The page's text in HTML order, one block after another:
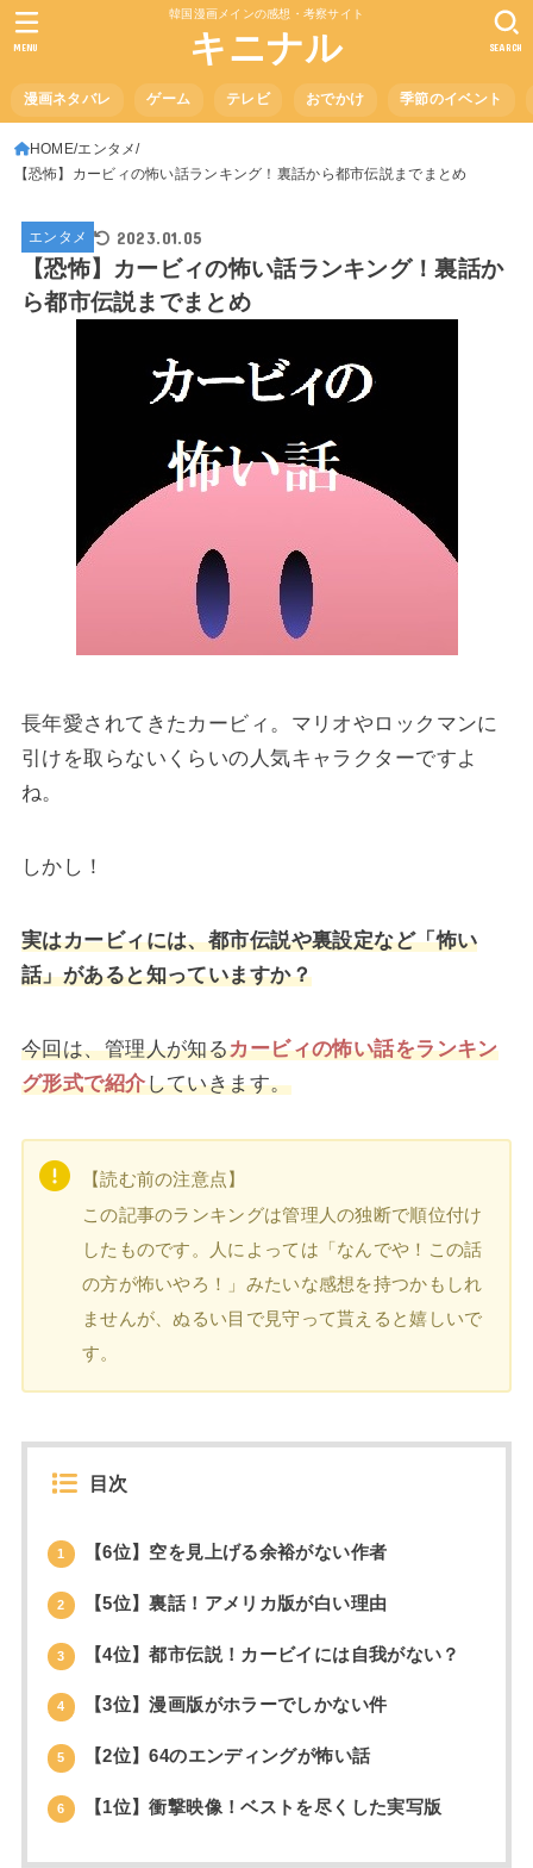
韓国漫画メインの感想・考察サイト
キニナル
漫画ネタバレ ゲーム テレビ おでかけ 季節のイベント
SEARCH
MENU
HOME エンタメ
【恐怖】カービィの怖い話ランキング！裏話から都市伝説までまとめ
エンタメ 2023.01.05
【恐怖】カービィの怖い話ランキング！裏話か
ら都市伝説までまとめ
長年愛されてきたカービィ。マリオやロックマンに
引けを取らないくらいの人気キャラクターですよ
ね。
しかし！
実はカービィには、都市伝説や裏設定など「怖い
話」があると知っていますか？
今回は、管理人が知るカービィの怖い話をランキン
グ形式で紹介していきます。
【読む前の注意点】
この記事のランキングは管理人の独断で順位付け
したものです。人によっては「なんでや！この話
の方が怖いやろ！」みたいな感想を持つかもしれ
ませんが、ぬるい目で見守って貰えると嬉しいで
す。
目次
1 【6位】空を見上げる余裕がない作者
2 【5位】裏話！アメリカ版が白い理由
3 【4位】都市伝説！カービイには自我がない？
4 【3位】漫画版がホラーでしかない件
5 【2位】64のエンディングが怖い話
6 【1位】衝撃映像！ベストを尽くした実写版